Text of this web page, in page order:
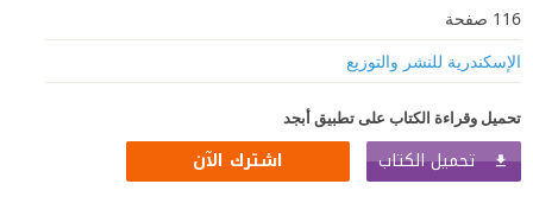
116 صفحة
الإسكندرية للنشر والتوزيع
تحميل وقراءة الكتاب على تطبيق أبجد
تحميل الكتاب اشترك الآن